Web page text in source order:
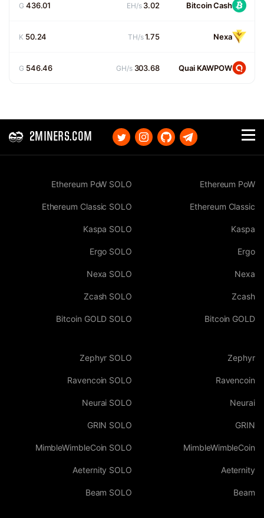
Bitcoin Cash
3.02
EH/s
436.01
G
Nexa
1.75
TH/s
50.24
K
Quai KAWPOW
303.68
GH/s
546.46
G
2MINERS.COM
Ethereum PoW
Ethereum Classic
Kaspa
Ergo
Nexa
Zcash
Bitcoin GOLD
Ethereum PoW SOLO
Ethereum Classic SOLO
Kaspa SOLO
Ergo SOLO
Nexa SOLO
Zcash SOLO
Bitcoin GOLD SOLO
Zephyr
Ravencoin
Neurai
GRIN
MimbleWimbleCoin
Aeternity
Beam
Zephyr SOLO
Ravencoin SOLO
Neurai SOLO
GRIN SOLO
MimbleWimbleCoin SOLO
Aeternity SOLO
Beam SOLO